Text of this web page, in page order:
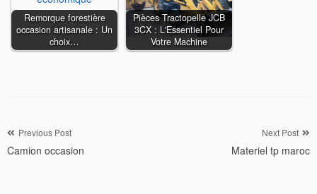
Remorque forestière
occasion artisanale : Un
choix…
Pièces Tractopelle JCB
3CX : L'Essentiel Pour
Votre Machine
Navigation
de
Previous Post
Camion occasion
Next Post
Materiel tp maroc